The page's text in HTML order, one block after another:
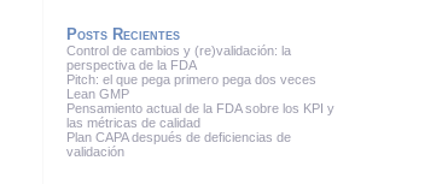
Posts Recientes
Control de cambios y (re)validación: la
perspectiva de la FDA
Pitch: el que pega primero pega dos veces
Lean GMP
Pensamiento actual de la FDA sobre los KPI y
las métricas de calidad
Plan CAPA después de deficiencias de
validación